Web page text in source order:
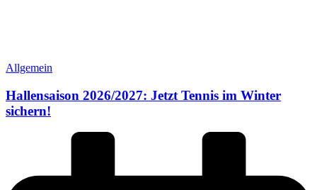
Allgemein
Hallensaison 2026/2027: Jetzt Tennis im Winter
sichern!